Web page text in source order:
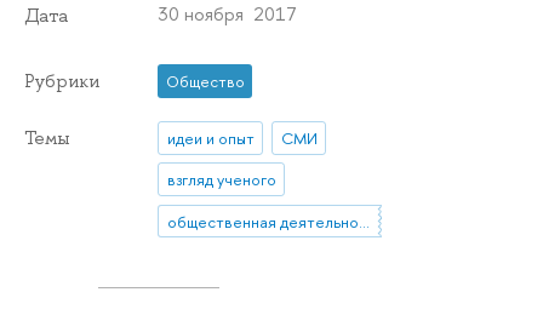
Дата 30 ноября 2017
Рубрики Общество
Темы идеи и опыт
СМИ
взгляд ученого